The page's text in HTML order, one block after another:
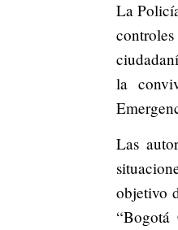
La
la
Las
objetivo
“Bogotá